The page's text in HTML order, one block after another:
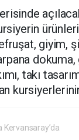
giyim,
takı
Kervansaray’da